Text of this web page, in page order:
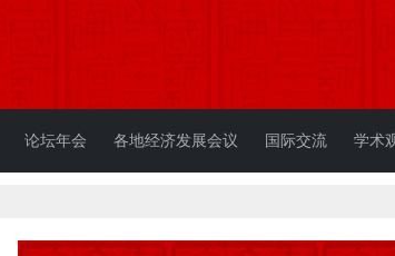
论坛年会 各地经济发展会议 国际交流 学术